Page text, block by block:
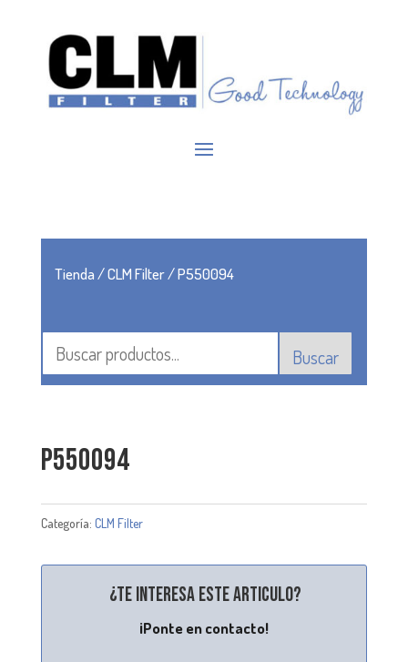
Tienda/CLM Filter/ P550094
Buscar
P550094
Categoría: CLM Filter
¿Te interesa este articulo?
¡Ponte en contacto!